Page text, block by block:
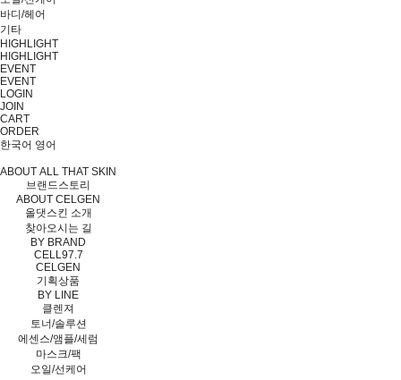
바디/헤어
기타
HIGHLIGHT
HIGHLIGHT
EVENT
EVENT
LOGIN
JOIN
CART
ORDER
한국어 영어
ABOUT ALL THAT SKIN
브랜드스토리
ABOUT CELGEN
올댓스킨 소개
찾아오시는 길
BY BRAND
CELL97.7
CELGEN
기획상품
BY LINE
클렌져
토너/솔루션
에센스/앰플/세럼
마스크/팩
오일/선케어